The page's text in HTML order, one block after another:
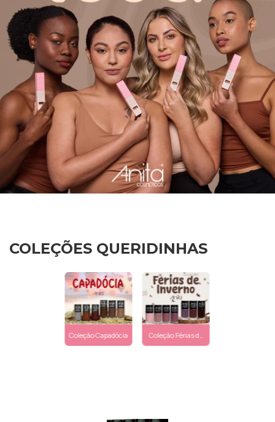
COLEÇÕES QUERIDINHAS
Coleção Capadócia
Coleção Férias de